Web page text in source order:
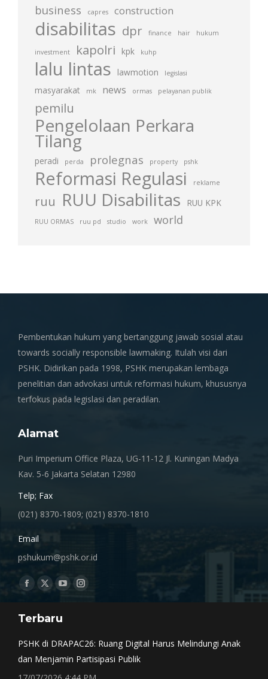
business capres construction
disabilitas dpr finance hair hukum
investment kapolri kpk kuhp
lalu lintas lawmotion legislasi
masyarakat mk news ormas pelayanan publik
pemilu
Pengelolaan Perkara
Tilang
peradi perda prolegnas property pshk
Reformasi Regulasi reklame
ruu RUU Disabilitas RUU KPK
RUU ORMAS ruu pd studio work world
Pembentukan hukum yang bertanggung jawab sosial atau
towards socially responsible lawmaking. Itulah visi dari
PSHK. Didirikan pada 1998, PSHK merupakan lembaga
penelitian dan advokasi untuk reformasi hukum, khususnya
terfokus pada legislasi dan peradilan.
Alamat
Puri Imperium Office Plaza, UG-11-12 Jl. Kuningan Madya
Kav. 5-6 Jakarta Selatan 12980
Telp; Fax
(021) 8370-1809; (021) 8370-1810
Email
pshukum@pshk.or.id
Find us on:
Facebook
opens
window
X
opens
window
YouTube
opens
Instagram
window
Terbaru
PSHK di DRAPAC26: Ruang Digital Harus Melindungi Anak
dan Menjamin Partisipasi Publik